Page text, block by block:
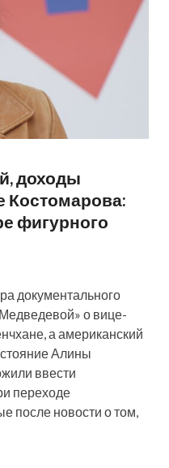
доходы
Костомарова:
фигурного
документального
о вице-
а американский
Алины
ввести
переходе
после новости о том,